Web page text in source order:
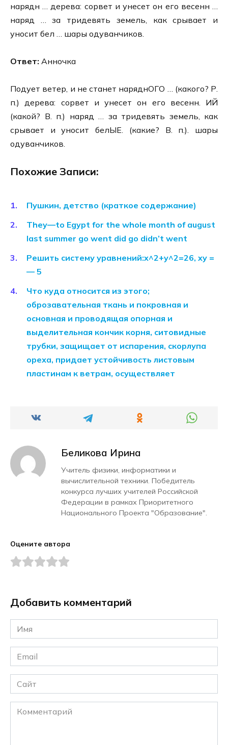
нарядн … дерева: сорвет и унесет он его весенн …
наряд … за тридевять земель, как срывает и
уносит бел … шары одуванчиков.
Ответ: Анночка
Подует ветер, и не станет наряднОГО … (какого? Р.
п.) дерева: сорвет и унесет он его весенн. ИЙ
(какой? В. п.) наряд … за тридевять земель, как
срывает и уносит белЫЕ. (какие? В. п.). шары
одуванчиков.
Похожие Записи:
Пушкин, детство (краткое содержание)
They—to Egypt for the whole month of august
last summer go went did go didn’t went
Решить систему уравнений:x^2+y^2=26, xy =
— 5
Что куда относится из этого;
оброзавательная ткань и покровная и
основная и проводящая опорная и
выделительная кончик корня, ситовидные
трубки, защищает от испарения, скорлупа
ореха, придает устойчивость листовым
пластинам к ветрам, осуществляет
Беликова Ирина
Учитель физики, информатики и
вычислительной техники. Победитель
конкурса лучших учителей Российской
Федерации в рамках Приоритетного
Национального Проекта "Образование".
Оцените автора
Добавить комментарий
Имя
*
Email
*
Сайт
Комментарий